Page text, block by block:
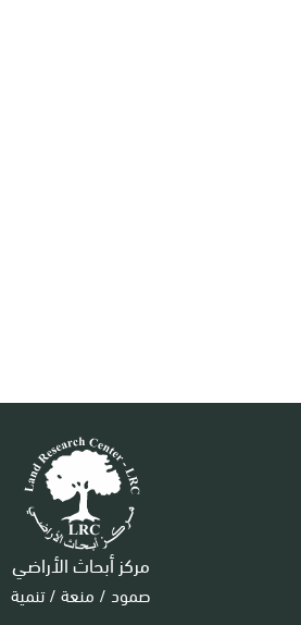
مركز أبحاث الأراضي
صمود / منعة / تنمية